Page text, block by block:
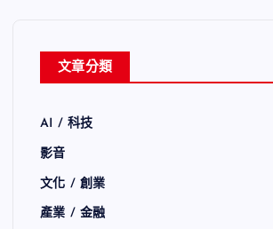
文章分類
AI / 科技
影音
文化 / 創業
產業 / 金融